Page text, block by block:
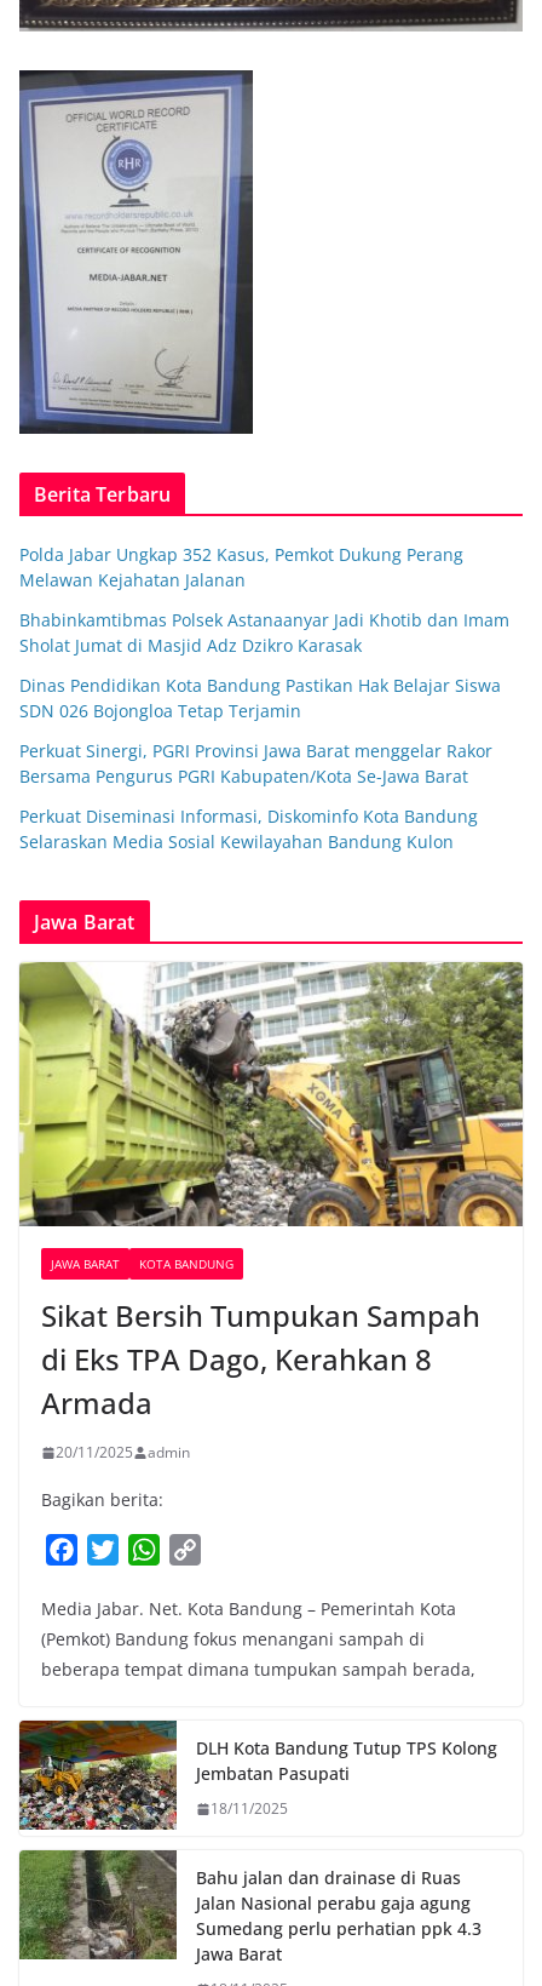
Berita Terbaru
Polda Jabar Ungkap 352 Kasus, Pemkot Dukung Perang
Melawan Kejahatan Jalanan
Bhabinkamtibmas Polsek Astanaanyar Jadi Khotib dan Imam
Sholat Jumat di Masjid Adz Dzikro Karasak
Dinas Pendidikan Kota Bandung Pastikan Hak Belajar Siswa
SDN 026 Bojongloa Tetap Terjamin
Perkuat Sinergi, PGRI Provinsi Jawa Barat menggelar Rakor
Bersama Pengurus PGRI Kabupaten/Kota Se-Jawa Barat
Perkuat Diseminasi Informasi, Diskominfo Kota Bandung
Selaraskan Media Sosial Kewilayahan Bandung Kulon
Jawa Barat
JAWA BARAT KOTA BANDUNG
Sikat Bersih Tumpukan Sampah
di Eks TPA Dago, Kerahkan 8
Armada
20/11/2025 admin
Bagikan berita:
c
e
b
o
k
i
t
t
r
W
a
t
s
p
p
p
y
L
n
k
Media Jabar. Net. Kota Bandung – Pemerintah Kota
(Pemkot) Bandung fokus menangani sampah di
beberapa tempat dimana tumpukan sampah berada,
DLH Kota Bandung Tutup TPS Kolong
Jembatan Pasupati
18/11/2025
Bahu jalan dan drainase di Ruas
Jalan Nasional perabu gaja agung
Sumedang perlu perhatian ppk 4.3
Jawa Barat